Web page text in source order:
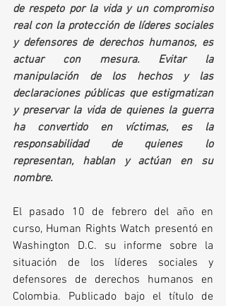
de respeto por la vida y un compromiso
real con la protección de líderes sociales
y defensores de derechos humanos, es
actuar con mesura. Evitar la
manipulación de los hechos y las
declaraciones públicas que estigmatizan
y preservar la vida de quienes la guerra
ha convertido en víctimas, es la
responsabilidad de quienes lo
representan, hablan y actúan en su
nombre.
El pasado 10 de febrero del año en
curso, Human Rights Watch presentó en
Washington D.C. su informe sobre la
situación de los líderes sociales y
defensores de derechos humanos en